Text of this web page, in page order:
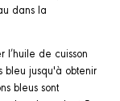
dans la
l’huile de cuisson
bleu jusqu'à obtenir
bleus sont